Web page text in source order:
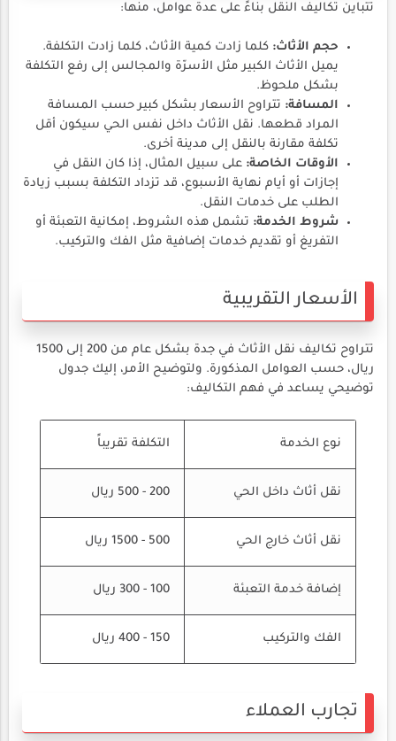
تتباين تكاليف النقل بناءً على عدة عوامل، منها:
حجم الأثاث: كلما زادت كمية الأثاث، كلما زادت التكلفة.
يميل الأثاث الكبير مثل الأسرّة والمجالس إلى رفع التكلفة
بشكل ملحوظ.
المسافة: تتراوح الأسعار بشكل كبير حسب المسافة
المراد قطعها. نقل الأثاث داخل نفس الحي سيكون أقل
تكلفة مقارنة بالنقل إلى مدينة أخرى.
الأوقات الخاصة: على سبيل المثال، إذا كان النقل في
إجازات أو أيام نهاية الأسبوع، قد تزداد التكلفة بسبب زيادة
الطلب على خدمات النقل.
شروط الخدمة: تشمل هذه الشروط، إمكانية التعبئة أو
التفريغ أو تقديم خدمات إضافية مثل الفك والتركيب.
الأسعار التقريبية
تتراوح تكاليف نقل الأثاث في جدة بشكل عام من 200 إلى 1500
ريال، حسب العوامل المذكورة. ولتوضيح الأمر، إليك جدول
توضيحي يساعد في فهم التكاليف:
نوع الخدمة التكلفة تقريباً
نقل أثاث داخل الحي 200 - 500 ريال
نقل أثاث خارج الحي 500 - 1500 ريال
إضافة خدمة التعبئة 100 - 300 ريال
الفك والتركيب 150 - 400 ريال
تجارب العملاء